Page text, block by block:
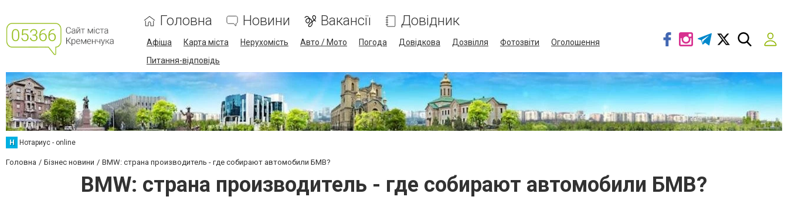
Головна Новини Вакансії Довідник
Афіша Карта міста Нерухомість Авто / Мото Погода Довідкова Дозвілля Фотозвіти
Оголошення
Питання-відповідь
Н Нотариус - online
Головна Бізнес новини BMW: страна производитель - где собирают автомобили БМВ?
BMW: страна производитель - где собирают автомобили БМВ?